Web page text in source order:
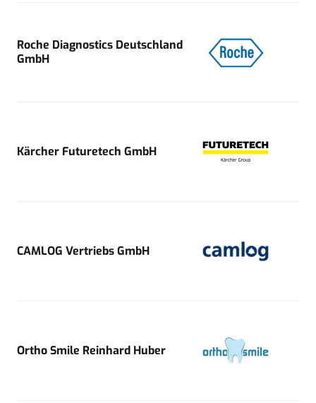
Roche Diagnostics Deutschland
GmbH
Kärcher Futuretech GmbH
CAMLOG Vertriebs GmbH
Ortho Smile Reinhard Huber